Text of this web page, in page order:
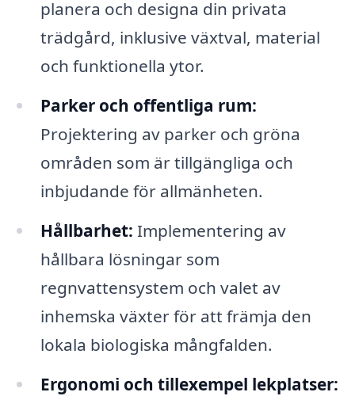
planera och designa din privata
trädgård, inklusive växtval, material
och funktionella ytor.
Parker och offentliga rum:
Projektering av parker och gröna
områden som är tillgängliga och
inbjudande för allmänheten.
Hållbarhet: Implementering av
hållbara lösningar som
regnvattensystem och valet av
inhemska växter för att främja den
lokala biologiska mångfalden.
Ergonomi och tillexempel lekplatser: